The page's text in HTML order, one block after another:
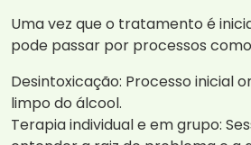
Uma vez que o tratamento é
pode passar por processos
Desintoxicação: Processo inicial
limpo do álcool.
Terapia individual e em grupo: